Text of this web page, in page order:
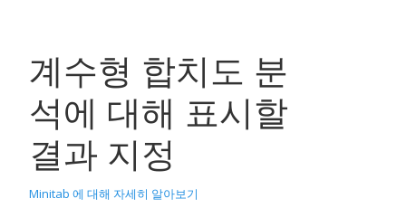
계수형 합치도 분
석에 대해 표시할
결과 지정
Minitab 에 대해 자세히 알아보기